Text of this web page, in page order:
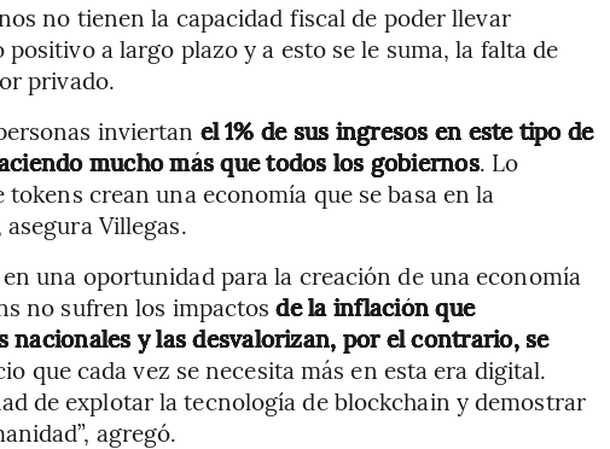
no tienen la capacidad fiscal de poder llevar
a largo plazo y a esto se le suma, la falta de
privado.
inviertan el 1% de sus ingresos en este tipo de
mucho más que todos los gobiernos. Lo
crean una economía que se basa en la
Villegas.
una oportunidad para la creación de una economía
no sufren los impactosde la inflación que
nacionales y las desvalorizan, por el contrario, se
que cada vez se necesita más en esta era digital.
de explotar la tecnología de blockchain y demostrar
agregó.